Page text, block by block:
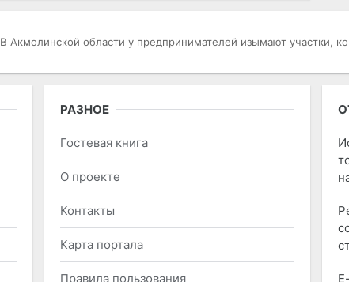
В Акмолинской области у предпринимателей изымают участки,
РАЗНОЕ
Гостевая книга
О проекте
Контакты
Карта портала
Правила пользования